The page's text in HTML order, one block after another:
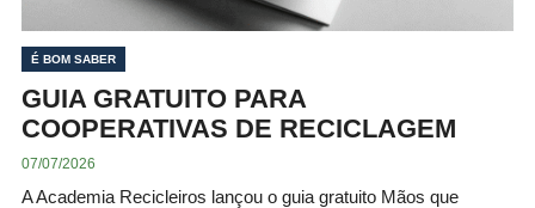
É BOM SABER
GUIA GRATUITO PARA
COOPERATIVAS DE RECICLAGEM
07/07/2026
A Academia Recicleiros lançou o guia gratuito Mãos que